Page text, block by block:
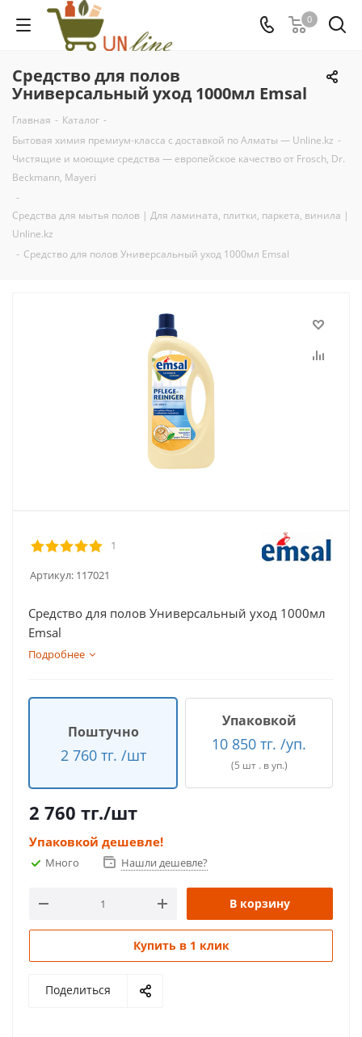
0
Средство для полов
Универсальный уход 1000мл Emsal
Главная - Каталог -
Бытовая химия премиум-класса с доставкой по Алматы — Unline.kz -
Чистящие и моющие средства — европейское качество от Frosch, Dr.
Beckmann, Mayeri
-
Средства для мытья полов | Для ламината, плитки, паркета, винила |
Unline.kz
- Средство для полов Универсальный уход 1000мл Emsal
1
Артикул: 117021
Средство для полов Универсальный уход 1000мл
Emsal
Подробнее
Поштучно
2 760 тг. /шт
Упаковкой
10 850 тг. /уп.
(5 шт . в уп.)
2 760 тг./шт
Упаковкой дешевле!
Много Нашли дешевле?
В корзину
Купить в 1 клик
Поделиться